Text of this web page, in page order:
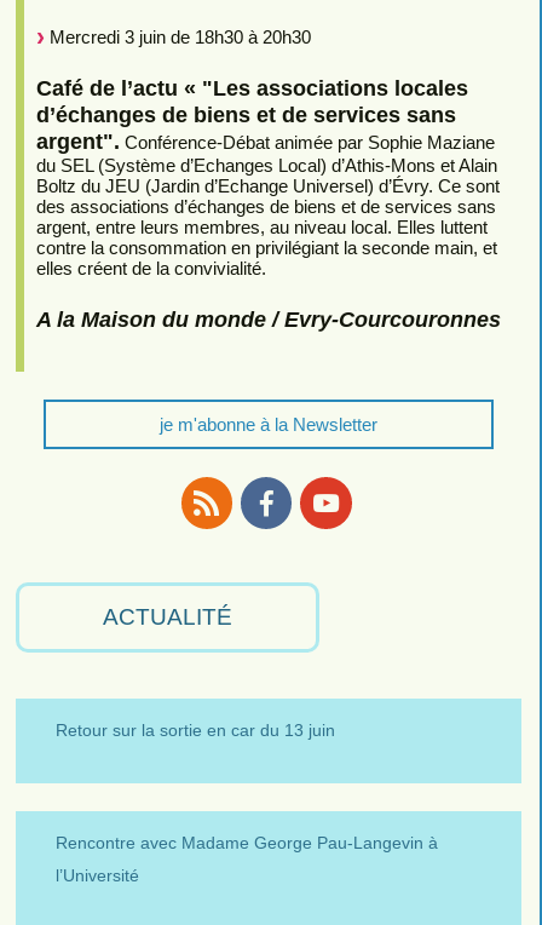
Mercredi 3 juin de 18h30 à 20h30
Café de l’actu « "Les associations locales
d’échanges de biens et de services sans
argent". Conférence-Débat animée par Sophie Maziane
du SEL (Système d’Echanges Local) d’Athis-Mons et Alain
Boltz du JEU (Jardin d’Echange Universel) d’Évry. Ce sont
des associations d’échanges de biens et de services sans
argent, entre leurs membres, au niveau local. Elles luttent
contre la consommation en privilégiant la seconde main, et
elles créent de la convivialité.
A la Maison du monde / Evry-Courcouronnes
je m'abonne à la Newsletter
ACTUALITÉ
Retour sur la sortie en car du 13 juin
Rencontre avec Madame George Pau-Langevin à
l’Université